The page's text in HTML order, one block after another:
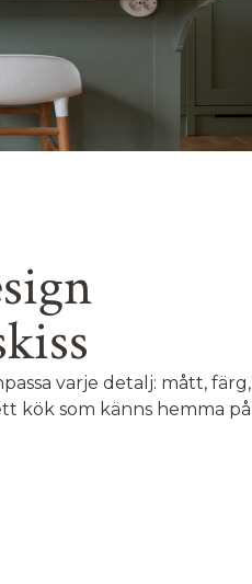
varje detalj: mått, färg,
kök som känns hemma på